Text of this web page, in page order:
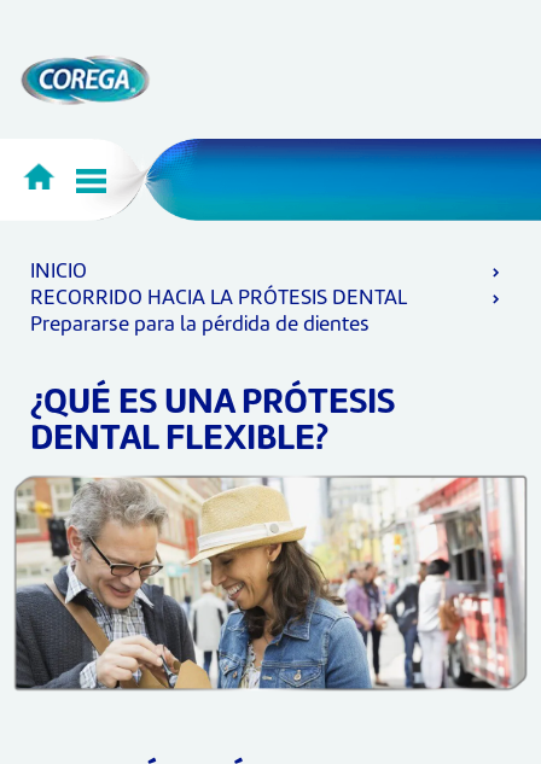
INICIO
RECORRIDO HACIA LA PRÓTESIS DENTAL
Prepararse para la pérdida de dientes
¿QUÉ ES UNA PRÓTESIS
DENTAL FLEXIBLE?